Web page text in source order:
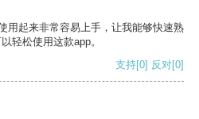
用起来非常容易上手，让我能够快速熟
轻松使用这款app。
支持[0] 反对[0]